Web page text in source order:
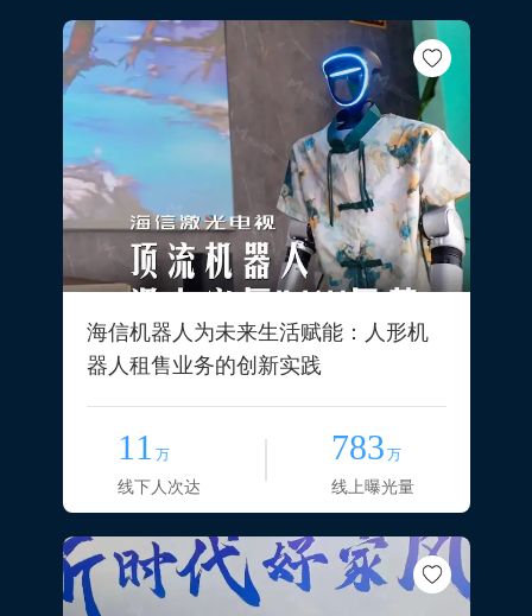
海信机器人为未来生活赋能：人形机
器人租售业务的创新实践
11 万
线下人次达
783 万
线上曝光量